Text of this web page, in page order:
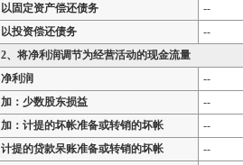
以固定资产偿还债务
--
以投资偿还债务
--
2、将净利润调节为经营活动的现金流量
净利润
--
加：少数股东损益
--
加：计提的坏帐准备或转销的坏帐
--
计提的贷款呆账准备或转销的坏帐
--